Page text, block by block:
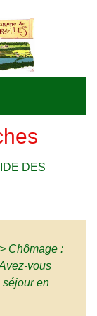
DES
> Chômage :
vous
séjour en